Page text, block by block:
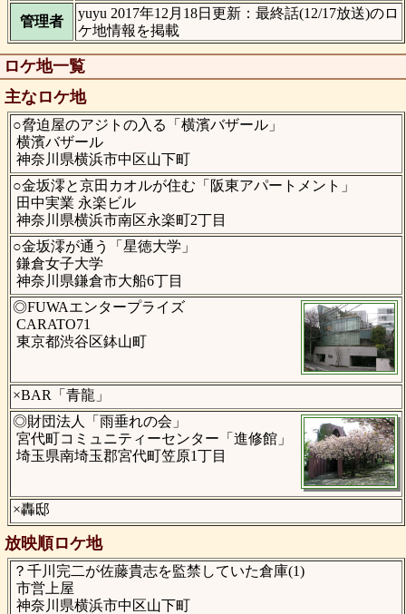
管理者
yuyu 2017年12月18日更新：最終話(12/17放送)のロ
ケ地情報を掲載
ロケ地一覧
主なロケ地
○脅迫屋のアジトの入る「横濱バザール」
横濱バザール
神奈川県横浜市中区山下町
○金坂澪と京田カオルが住む「阪東アパートメント」
田中実業 永楽ビル
神奈川県横浜市南区永楽町2丁目
○金坂澪が通う「星徳大学」
鎌倉女子大学
神奈川県鎌倉市大船6丁目
◎FUWAエンタープライズ
CARATO71
東京都渋谷区鉢山町
×BAR「青龍」
◎財団法人「雨垂れの会」
宮代町コミュニティーセンター「進修館」
埼玉県南埼玉郡宮代町笠原1丁目
×轟邸
放映順ロケ地
？千川完二が佐藤貴志を監禁していた倉庫(1)
市営上屋
神奈川県横浜市中区山下町